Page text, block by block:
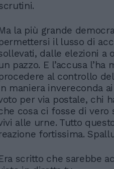
la più grande
il lusso di
dalle elezioni a
pazzo. E l’accusa
al controllo
maniera invereconda
per via postale, chi
cosa ci fosse di
alle urne. Tutto
fortissima.
scritto che sarebbe